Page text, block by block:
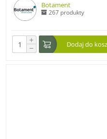
Botament
267 produkty
+
− Dodaj do